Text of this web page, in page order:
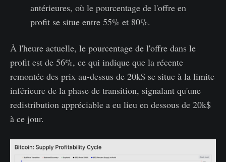
antérieures, où le pourcentage de l'offre en
profit se situe entre 55% et 80%.
À l'heure actuelle, le pourcentage de l'offre dans le
profit est de 56%, ce qui indique que la récente
remontée des prix au-dessus de 20k$ se situe à la limite
inférieure de la phase de transition, signalant qu'une
redistribution appréciable a eu lieu en dessous de 20k$
à ce jour.